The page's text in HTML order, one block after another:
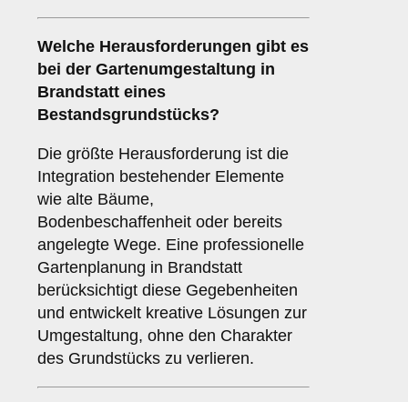
Welche Herausforderungen gibt es
bei der Gartenumgestaltung in
Brandstatt eines
Bestandsgrundstücks?
Die größte Herausforderung ist die
Integration bestehender Elemente
wie alte Bäume,
Bodenbeschaffenheit oder bereits
angelegte Wege. Eine professionelle
Gartenplanung in Brandstatt
berücksichtigt diese Gegebenheiten
und entwickelt kreative Lösungen zur
Umgestaltung, ohne den Charakter
des Grundstücks zu verlieren.